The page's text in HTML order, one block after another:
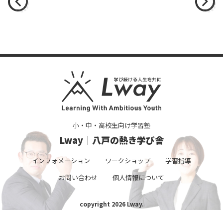
小・中・高校生向け学習塾
Lway｜八戸の熱き学び舎
インフォメーション ワークショップ
学習指導
お問い合わせ
個人情報について
copyright 2026 Lway.